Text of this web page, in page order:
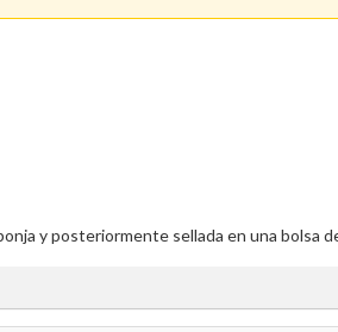
y posteriormente sellada en una bolsa